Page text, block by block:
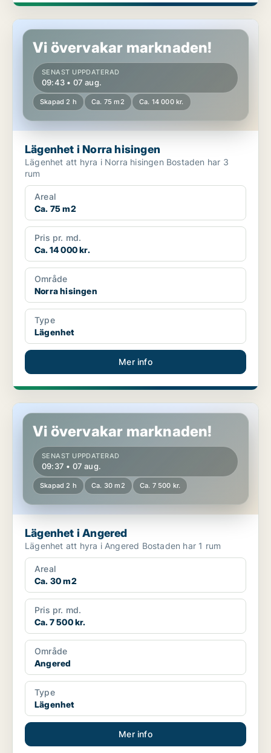
Lägenhet i Norra hisingen
Vi övervakar marknaden!
SENAST UPPDATERAD
09:43 • 07 aug.
Skapad 2 h Ca. 75 m2 Ca. 14 000 kr.
Lägenhet i Norra hisingen
Lägenhet att hyra i Norra hisingen Bostaden har 3
rum
Areal
Ca. 75 m2
Pris pr. md.
Ca. 14 000 kr.
Område
Norra hisingen
Type
Lägenhet
Mer info
Lägenhet i Angered
Vi övervakar marknaden!
SENAST UPPDATERAD
09:37 • 07 aug.
Skapad 2 h Ca. 30 m2 Ca. 7 500 kr.
Lägenhet i Angered
Lägenhet att hyra i Angered Bostaden har 1 rum
Areal
Ca. 30 m2
Pris pr. md.
Ca. 7 500 kr.
Område
Angered
Type
Lägenhet
Mer info